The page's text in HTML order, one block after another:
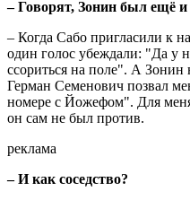
– Говорят, Зонин был ещё
– Когда Сабо пригласили к
один голос убеждали: "Да у
ссориться на поле". А
Герман Семенович позвал
номере с Йожефом". Для
он сам не был против.
реклама
– И как соседство?